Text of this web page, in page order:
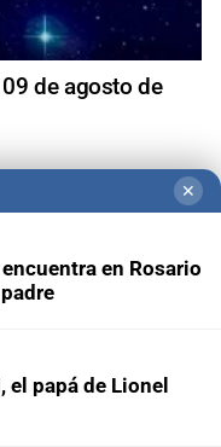
de agosto de
✕
en Rosario
papá de Lionel